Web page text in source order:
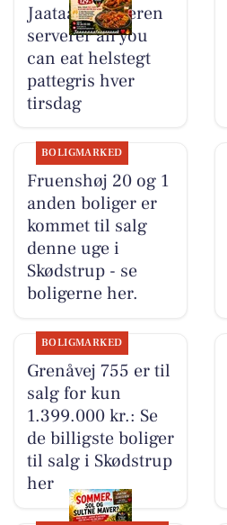
Jaataak Slagteren
serverer all you
can eat helstegt
pattegris hver
tirsdag
BOLIGMARKED
Fruenshøj 20 og 1
anden boliger er
kommet til salg
denne uge i
Skødstrup - se
boligerne her.
BOLIGMARKED
Grenåvej 755 er til
salg for kun
1.399.000 kr.: Se
de billigste boliger
til salg i Skødstrup
her